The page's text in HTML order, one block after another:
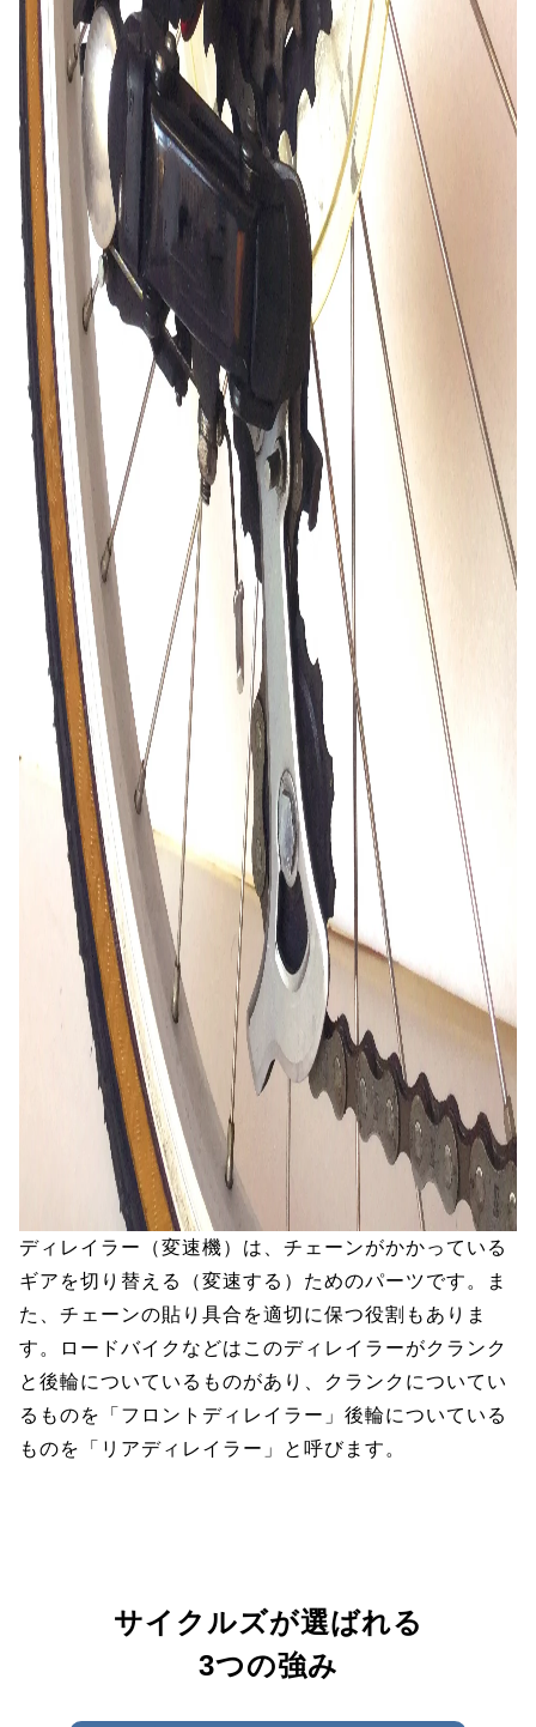
ディレイラー（変速機）は、チェーンがかかっている
ギアを切り替える（変速する）ためのパーツです。ま
た、チェーンの貼り具合を適切に保つ役割もありま
す。ロードバイクなどはこのディレイラーがクランク
と後輪についているものがあり、クランクについてい
るものを「フロントディレイラー」後輪についている
ものを「リアディレイラー」と呼びます。
サイクルズが選ばれる
3つの強み